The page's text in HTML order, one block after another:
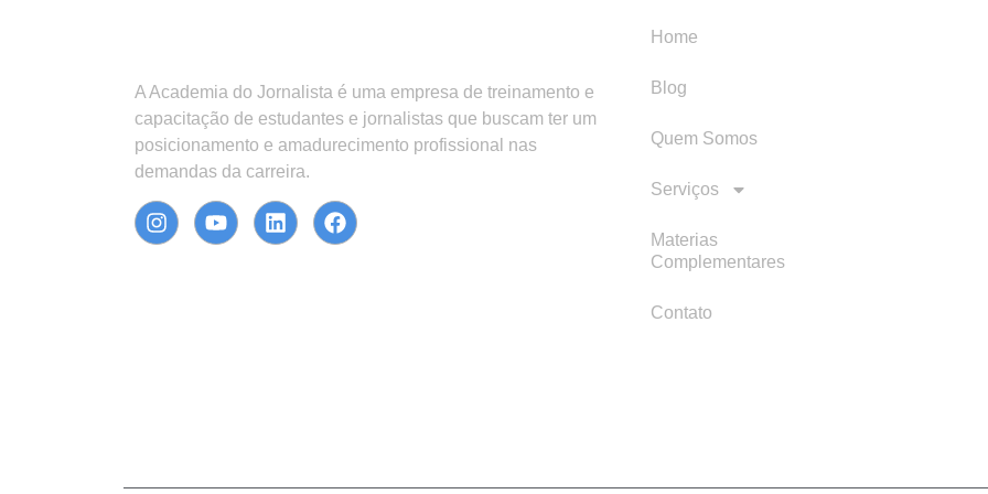
A Academia do Jornalista é uma empresa de treinamento e
capacitação de estudantes e jornalistas que buscam ter um
posicionamento e amadurecimento profissional nas
demandas da carreira.
Home
Blog
Quem Somos
Serviços
Materias
Complementares
Contato